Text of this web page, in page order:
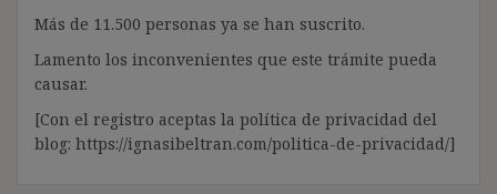
Más de 11.500 personas ya se han suscrito.
Lamento los inconvenientes que este trámite pueda
causar.
[Con el registro aceptas la política de privacidad del
blog: https://ignasibeltran.com/politica-de-privacidad/]